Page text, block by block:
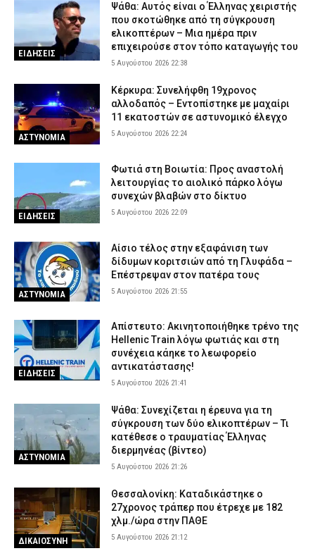
ΕΙΔΗΣΕΙΣ
Ψάθα: Αυτός είναι ο Έλληνας χειριστής
που σκοτώθηκε από τη σύγκρουση
ελικοπτέρων – Μια ημέρα πριν
επιχειρούσε στον τόπο καταγωγής του
5 Αυγούστου 2026 22:38
ΑΣΤΥΝΟΜΙΑ
Κέρκυρα: Συνελήφθη 19χρονος
αλλοδαπός – Εντοπίστηκε με μαχαίρι
11 εκατοστών σε αστυνομικό έλεγχο
5 Αυγούστου 2026 22:24
ΕΙΔΗΣΕΙΣ
Φωτιά στη Βοιωτία: Προς αναστολή
λειτουργίας το αιολικό πάρκο λόγω
συνεχών βλαβών στο δίκτυο
5 Αυγούστου 2026 22:09
ΑΣΤΥΝΟΜΙΑ
Αίσιο τέλος στην εξαφάνιση των
δίδυμων κοριτσιών από τη Γλυφάδα –
Επέστρεψαν στον πατέρα τους
5 Αυγούστου 2026 21:55
ΕΙΔΗΣΕΙΣ
Απίστευτο: Ακινητοποιήθηκε τρένο της
Hellenic Train λόγω φωτιάς και στη
συνέχεια κάηκε το λεωφορείο
αντικατάστασης!
5 Αυγούστου 2026 21:41
ΑΣΤΥΝΟΜΙΑ
Ψάθα: Συνεχίζεται η έρευνα για τη
σύγκρουση των δύο ελικοπτέρων – Τι
κατέθεσε ο τραυματίας Έλληνας
διερμηνέας (βίντεο)
5 Αυγούστου 2026 21:26
ΔΙΚΑΙΟΣΥΝΗ
Θεσσαλονίκη: Καταδικάστηκε ο
27χρονος τράπερ που έτρεχε με 182
χλμ./ώρα στην ΠΑΘΕ
5 Αυγούστου 2026 21:12